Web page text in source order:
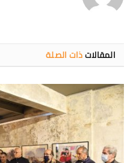
المقالاتذات الصلة